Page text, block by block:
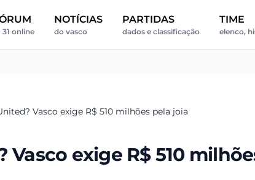
31 online
NOTÍCIAS
do vasco
PARTIDAS
dados e classificação
TIME
elenco,
Vasco exige R$ 510 milhões pela joia
exige R$ 510